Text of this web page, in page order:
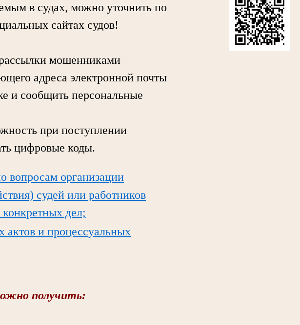
в судах, можно уточнить по
сайтах судов!
мошенниками
адреса электронной почты
и сообщить персональные
при поступлении
цифровые коды.
вопросам организации
судей или работников
конкретных дел;
и процессуальных
получить: